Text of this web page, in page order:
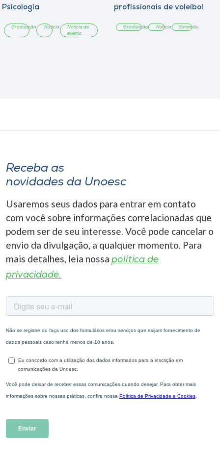
Psicologia
Graduação Notícia
Notícia de
evento
profissionais de voleibol
Graduação Notícia Extensão
Receba as
novidades da Unoesc
Usaremos seus dados para entrar em contato
com você sobre informações correlacionadas que
podem ser de seu interesse. Você pode cancelar o
envio da divulgação, a qualquer momento. Para
mais detalhes, leia nossa política de
privacidade.